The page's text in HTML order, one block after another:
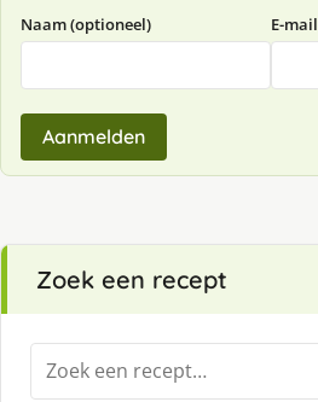
Naam (optioneel) E-mail
Aanmelden
Zoek een recept
Zoeken
naar: